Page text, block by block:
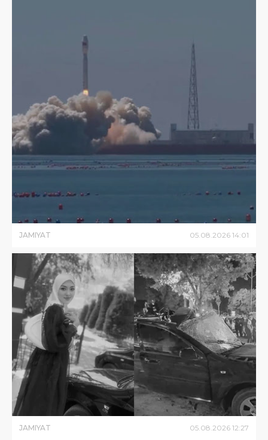
JAMIYAT 05 08 2026 14:01
JAMIYAT 05 08 2026 12:27